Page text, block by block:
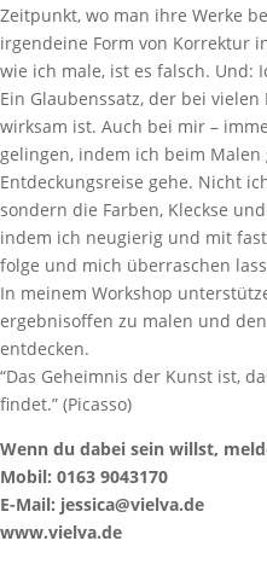
Zeitpunkt, wo man ihre Werke
irgendeine Form von Korrektur
wie ich male, ist es falsch. Und:
Ein Glaubenssatz, der bei
wirksam ist. Auch bei mir –
gelingen, indem ich beim Malen
Entdeckungsreise gehe. Nicht
sondern die Farben, Kleckse
indem ich neugierig und mit
folge und mich überraschen
In meinem Workshop
ergebnisoffen zu malen und
entdecken.
“Das Geheimnis der Kunst ist,
findet.” (Picasso)
Wenn du dabei sein willst,
Mobil: 0163 9043170
E-Mail: jessica@vielva.de
www.vielva.de